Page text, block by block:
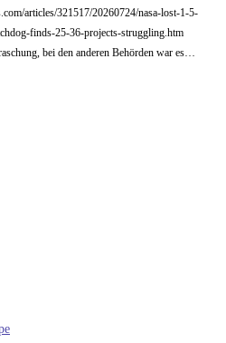
articles/321517/20260724/nasa-lost-1-5-
finds-25-36-projects-struggling.htm
bei den anderen Behörden war es…